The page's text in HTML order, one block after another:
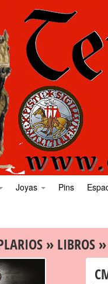
Joyas Pins
» LIBROS»